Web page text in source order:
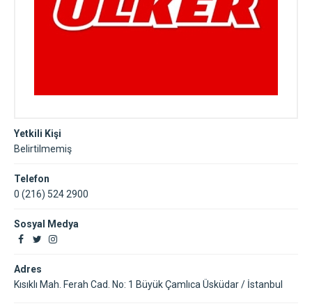
Yetkili Kişi
Belirtilmemiş
Telefon
0 (216) 524 2900
Sosyal Medya
Adres
Kısıklı Mah. Ferah Cad. No: 1 Büyük Çamlıca Üsküdar / İstanbul